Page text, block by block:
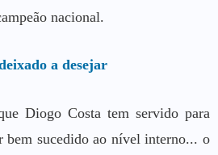
nacional.
a desejar
Diogo Costa tem servido para
bem sucedido ao nível interno... o